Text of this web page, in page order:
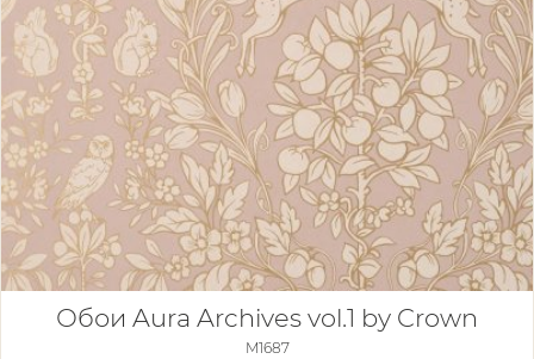
Обои Aura Archives vol.1 by Crown
M1687